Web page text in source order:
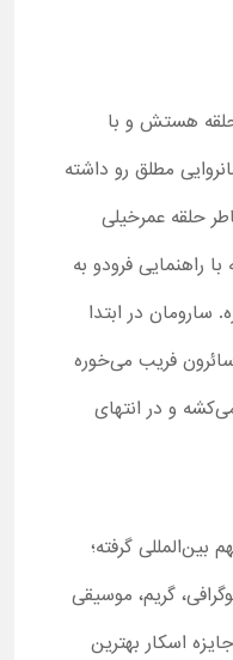
هستش و با
مطلق رو داشته
حلقه عمرخیلی
راهنمایی فرودو به
سارومان در ابتدا
فریب می‌خوره
و در انتهای
400 جایزه مهم بین‌المللی گرفته؛
گریم، موسیقی
بصری در سال 2002، جایزه اسکار بهترین